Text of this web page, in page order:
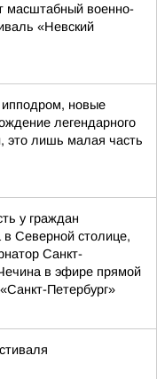
масштабный военно-
«Невский
новые
легендарного
это лишь малая часть
у граждан
в Северной столице,
Санкт-
в эфире прямой
Петербург»